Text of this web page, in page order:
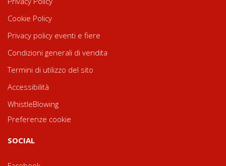
Cookie Policy
Privacy policy eventi e fiere
Condizioni generali di vendita
Termini di utilizzo del sito
Accessibilità
WhistleBlowing
Preferenze cookie
SOCIAL